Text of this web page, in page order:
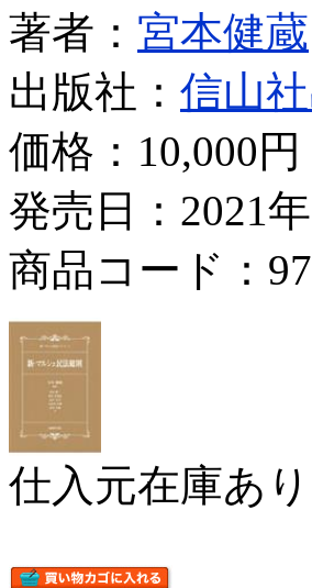
著者： 宮本健蔵
出版社： 信山
価格： 10,000円
発売日：2021年
商品コード：
仕入元在庫あり